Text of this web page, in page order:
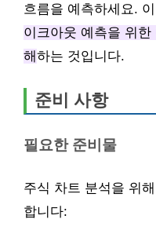
흐름을 예측하세요.
이크아웃 예측을 위
해하는 것입니다.
준비 사항
필요한 준비물
주식 차트 분석을 위
합니다: